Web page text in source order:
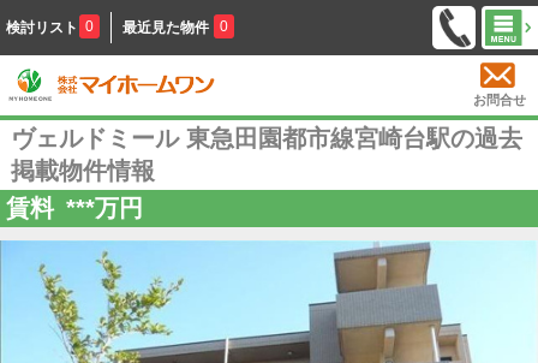
検討リスト 0 最近見た物件 0
お問合せ
ヴェルドミール 東急田園都市線宮崎台駅の過去
掲載物件情報
賃料 ***万円